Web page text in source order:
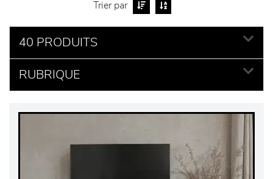
décoration
Trier par
40 PRODUITS
RUBRIQUE